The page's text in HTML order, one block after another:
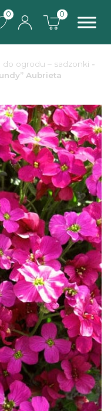
0 0
do ogrodu – sadzonki -
Aubrieta